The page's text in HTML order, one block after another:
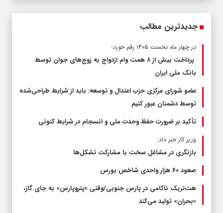
جدیدترین مطالب
در چهار ماه نخست ۱۴۰۵ رقم خورد؛
پرداخت بیش از ۸ همت وام ازدواج به زوج‌های جوان توسط
بانک ملی ایران
عضو شورای مرکزی حزب اعتدال و توسعه: باید از شرایط طراحی‌شده
توسط دشمنان عبور کنیم
تأکید بر ضرورت حفظ وحدت ملی و انسجام در شرایط کنونی
وزیر کار خبر داد:
بازنگری در مشاغل سخت با مشارکت تشکل‌ها
صعود ۶۰ هزار واحدی شاخص بورس
هت‌تریک ناکامی در پارس جنوبی/وقتی «پتروپارس» به جای گاز،
«بحران» تولید می‌کند